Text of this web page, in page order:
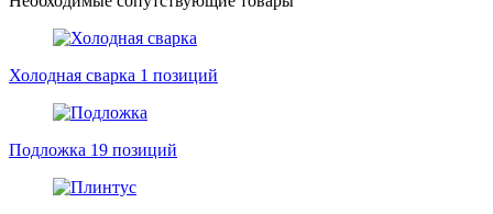
Холодная сварка 1 позиций
Подложка 19 позиций